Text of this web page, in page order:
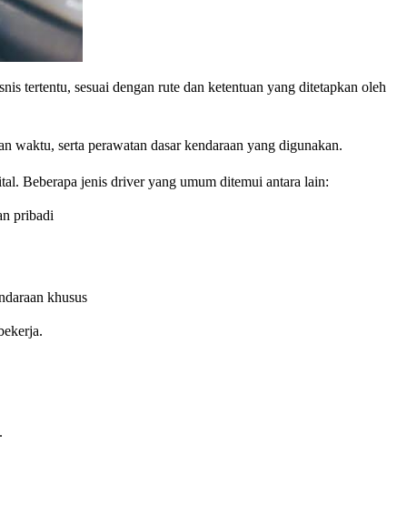
tertentu, sesuai dengan rute dan ketentuan yang ditetapkan oleh
waktu, serta perawatan dasar kendaraan yang digunakan.
Beberapa jenis driver yang umum ditemui antara lain:
pribadi
khusus